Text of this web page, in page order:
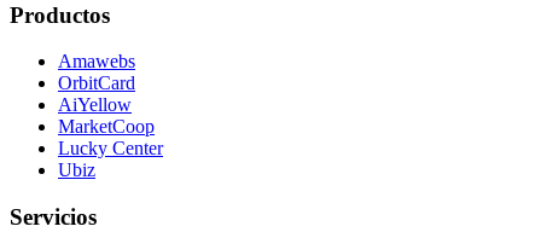
Productos
Amawebs
OrbitCard
AiYellow
MarketCoop
Lucky Center
Ubiz
Servicios